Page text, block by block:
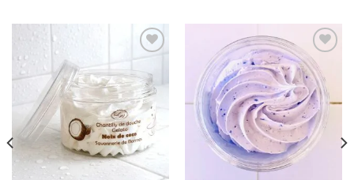
Ajouter
à la
wishlist
Ajouter
à la
wishlist